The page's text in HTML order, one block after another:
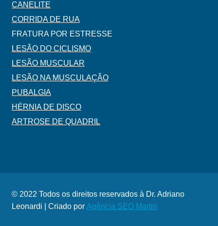
CANELITE
CORRIDA DE RUA
FRATURA POR ESTRESSE
LESÃO DO CICLISMO
LESÃO MUSCULAR
LESÃO NA MUSCULAÇÃO
PUBALGIA
HÉRNIA DE DISCO
ARTROSE DE QUADRIL
© 2022 Todos os direitos reservados à Dr. Adriano
Leonardi | Criado por Agência SEO Martin